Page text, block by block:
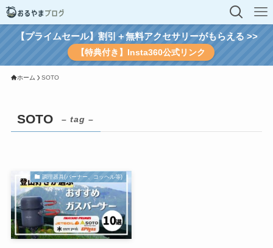
【プライムセール】割引＋無料アクセサリーがもらえる >>
【特典付き】Insta360公式リンク
ホーム SOTO
SOTO – tag –
調理器具(バーナー、コッヘル等)